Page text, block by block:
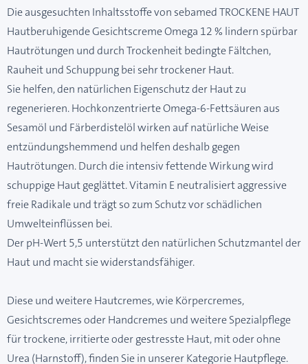
Die ausgesuchten Inhaltsstoffe von sebamed TROCKENE HAUT
Hautberuhigende Gesichtscreme Omega 12 % lindern spürbar
Hautrötungen und durch Trockenheit bedingte Fältchen,
Rauheit und Schuppung bei sehr trockener Haut.
Sie helfen, den natürlichen Eigenschutz der Haut zu
regenerieren. Hochkonzentrierte Omega-6-Fettsäuren aus
Sesamöl und Färberdistelöl wirken auf natürliche Weise
entzündungshemmend und helfen deshalb gegen
Hautrötungen. Durch die intensiv fettende Wirkung wird
schuppige Haut geglättet. Vitamin E neutralisiert aggressive
freie Radikale und trägt so zum Schutz vor schädlichen
Umwelteinflüssen bei.
Der pH-Wert 5,5 unterstützt den natürlichen Schutzmantel der
Haut und macht sie widerstandsfähiger.
Diese und weitere Hautcremes, wie Körpercremes,
Gesichtscremes oder Handcremes und weitere Spezialpflege
für trockene, irritierte oder gestresste Haut, mit oder ohne
Urea (Harnstoff), finden Sie in unserer KategorieHautpflege.